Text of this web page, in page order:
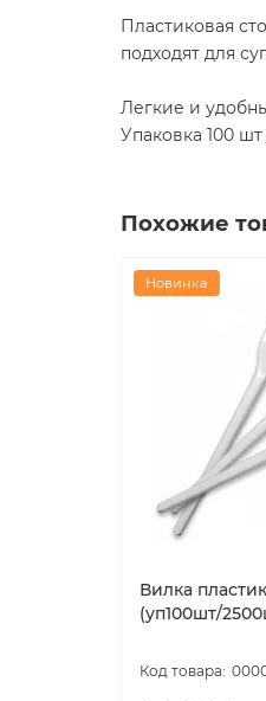
Пластиковая
подходят для
Легкие и
Упаковка 100
Похожие
Новинка
Вилка
(уп100шт/